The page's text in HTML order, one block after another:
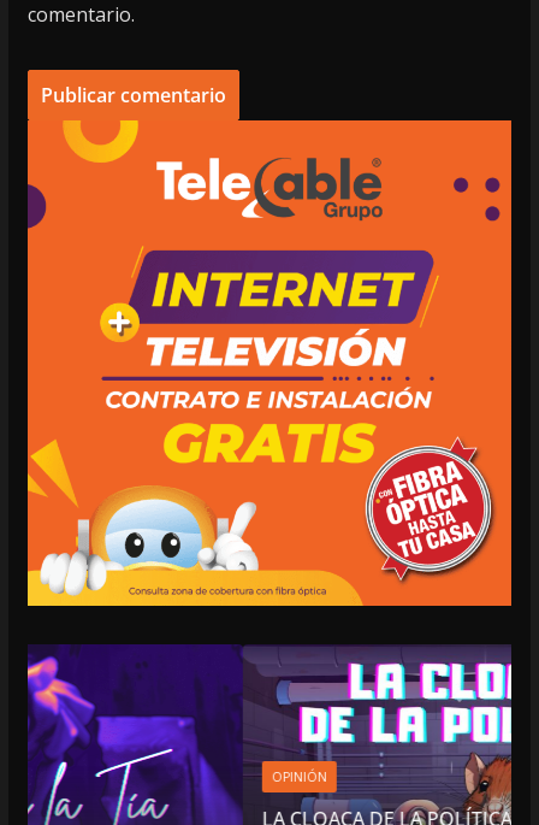
comentario.
OPINIÓN
LA CLOACA DE LA POLÍTICA | 4 DE AGOSTO DE